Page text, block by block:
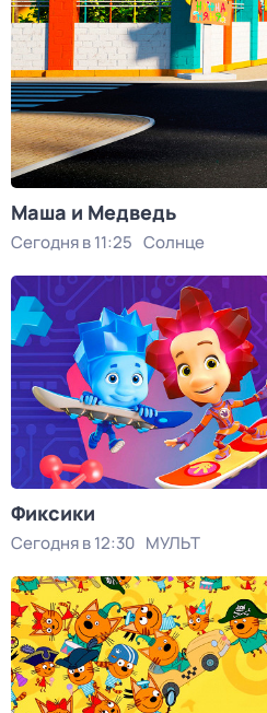
Маша и Медведь
Сегодня в 11:25 Солнце
Фиксики
Сегодня в 12:30 МУЛЬТ